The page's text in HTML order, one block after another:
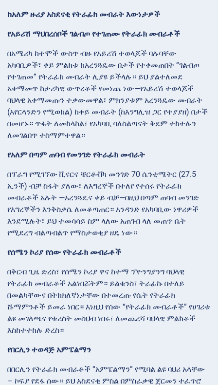
ከአለም ዙሪያ አስደናቂ የትራፊክ መብራት እውነታዎች
የአይሪሽ ማህበረሰቦች ገልብጦ የተገጠሙ የትራፊክ መብራቶች
በአሜሪካ ከተሞች ውስጥ ብዙ የአይሪሽ ተወላጆች ባሉባቸው
አካባቢዎች፣ ቀይ ምልክቱ ከአረንጓዴው በታች የተቀመጠበት “ገልብጦ
የተገጠመ” የትራፊክ መብራት ሊያዩ ይችላሉ። ይህ ያልተለመደ
አቀማመጥ ከታሪካዊ ውጥረቶች የመነጨ ነው—የአይሪሽ ተወላጆች
ባህላዊ አቀማመጡን ተቃውመዋል፣ ምክንያቱም አረንጓዴው መብራት
(አየርላንድን የሚወክል) ከቀይ መብራት (ከእንግሊዝ ጋር የተያያዘ) በታች
በመሆኑ። ጥፋት ለመከላከል፣ የአካባቢ ባለስልጣናት ቅደም ተከተሉን
ለመገልበጥ ተስማምተዋል።
የአለም በጣም ጠባብ የመንገድ የትራፊክ መብራት
በፕራግ የሚገኘው ቪናርና ቼርቶቭካ መንገድ 70 ሴንቲሜትር (27.5
ኢንች) ብቻ ስፋት ያለው፣ ለእግረኞች በተለየ የተሰሩ የትራፊክ
መብራቶች አሉት —አረንጓዴና ቀይ ብቻ—በዚህ በጣም ጠባብ መንገድ
የእግረኞችን እንቅስቃሴ ለመቆጣጠር። አንዳንድ የአካባቢው ነዋሪዎች
እንደሚሉት፣ ይህ ተመሳሳይ ስም ላለው አጠገብ ላለ መጠጥ ቤት
የሚደረግ ብልጣብልጥ የማስታወቂያ ዘዴ ነው።
የሰሜን ኮሪያ የሰው የትራፊክ መብራቶች
በቅርብ ጊዜ ድረስ፣ የሰሜን ኮሪያ ዋና ከተማ ፕዮንግያንግ ባህላዊ
የትራፊክ መብራቶች አልነበሯትም። ይልቁንስ፣ ትራፊኩ በተለይ
በመልካቸውና በትክክለኛነታቸው በተመረጡ የሴት የትራፊክ
ሹማምንቶች ይመራ ነበር። እነዚህ የሰው “የትራፊክ መብራቶች” የሀገሪቱ
ልዩ መገለጫና የቱሪስት መስህብ ነበሩ፣ ለመጨረሻ ባህላዊ ምልክቶች
እስከተተከሉ ድረስ።
የበርሊን ተወዳጅ አምፔልማን
በበርሊን የትራፊክ መብራቶች “አምፔልማን” የሚባል ልዩ ባህሪ አላቸው
– ኮፍያ የደፋ ሰው። ይህ አስደናቂ ምስል በምስራቃዊ ጀርመን ተፈጥሮ